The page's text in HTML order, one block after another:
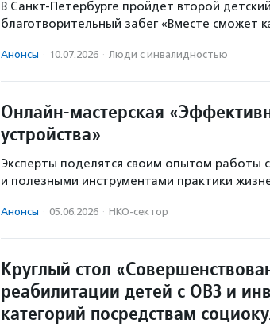
В Санкт-Петербурге пройдет второй
благотворительный забег «Вместе сможет
Анонсы · 10.07.2026 · Люди с инвалидностью
Онлайн-мастерская
устройства»
Эксперты поделятся своим опытом работы
и полезными инструментами практики
Анонсы · 05.06.2026 · НКО-сектор
Круглый стол
реабилитации детей с ОВЗ и
категорий посредствам